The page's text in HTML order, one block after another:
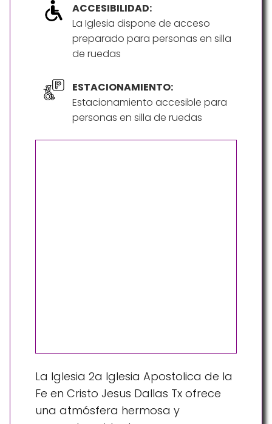
ACCESIBILIDAD:
La Iglesia dispone de acceso
preparado para personas en silla
de ruedas
ESTACIONAMIENTO:
Estacionamiento accesible para
personas en silla de ruedas
La Iglesia 2a Iglesia Apostolica de la
Fe en Cristo Jesus Dallas Tx ofrece
una atmósfera hermosa y